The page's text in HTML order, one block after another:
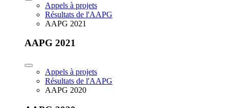
Appels à projets
Résultats de l'AAPG
AAPG 2021
AAPG 2021
Appels à projets
Résultats de l'AAPG
AAPG 2020